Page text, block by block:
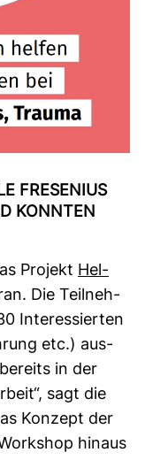
FRE­SE­NIUS
KONNTEN
Pro­jekt Hel­
Die Teil­neh­
Inter­es­sierten
etc.) aus­
in der
sagt die
Kon­zept der
hinaus